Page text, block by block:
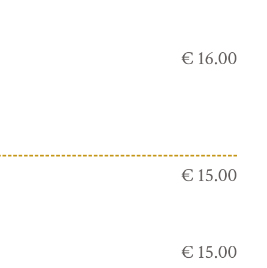
€ 16.00
€ 15.00
€ 15.00